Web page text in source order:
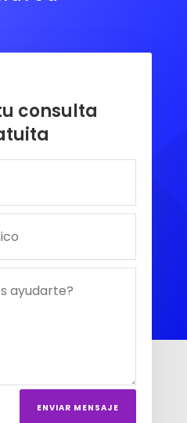
consulta
ENVIAR MENSAJE